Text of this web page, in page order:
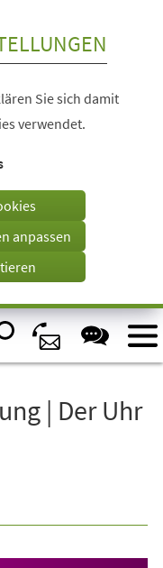
Sie sich damit
verwendet.
anpassen
| Der Uhr